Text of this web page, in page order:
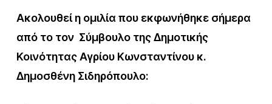
Ακολουθεί η ομιλία που εκφωνήθηκε σήμερα
από το τον Σύμβουλο της Δημοτικής
Κοινότητας Αγρίου Κωνσταντίνου κ.
Δημοσθένη Σιδηρόπουλο: